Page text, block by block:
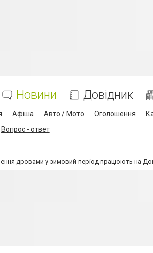
Новини Довідник
Афіша Авто / Мото Оголошення
Вопрос - ответ
дровами у зимовий період працюють на